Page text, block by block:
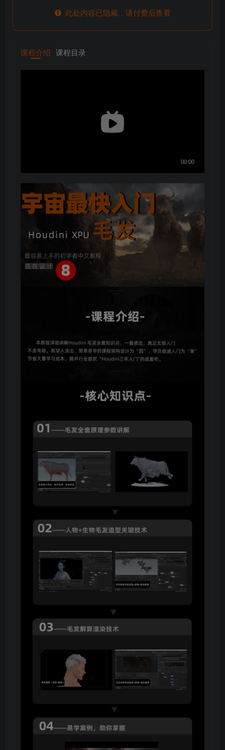
此处内容已隐藏，请付费后查看
课程介绍 课程目录